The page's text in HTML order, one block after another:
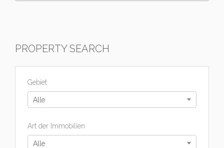
PROPERTY SEARCH
Gebiet
Alle
Art der Immobilien
Alle